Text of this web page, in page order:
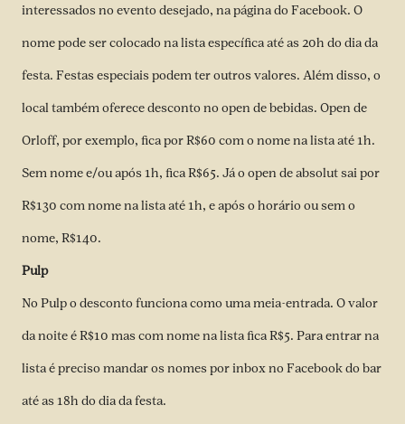
interessados no evento desejado, na página do Facebook. O
nome pode ser colocado na lista específica até as 20h do dia da
festa. Festas especiais podem ter outros valores. Além disso, o
local também oferece desconto no open de bebidas. Open de
Orloff, por exemplo, fica por R$60 com o nome na lista até 1h.
Sem nome e/ou após 1h, fica R$65. Já o open de absolut sai por
R$130 com nome na lista até 1h, e após o horário ou sem o
nome, R$140.
Pulp
No Pulp o desconto funciona como uma meia-entrada. O valor
da noite é R$10 mas com nome na lista fica R$5. Para entrar na
lista é preciso mandar os nomes porinbox no Facebookdo bar
até as 18h do dia da festa.